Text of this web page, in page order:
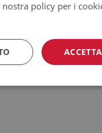
policy per i